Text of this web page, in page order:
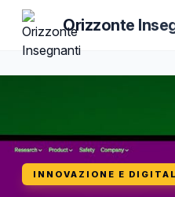
Orizzonte
INNOVAZIONE E